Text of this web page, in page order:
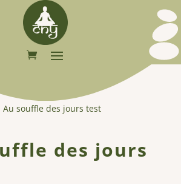
Au souffle des jours test
des jours